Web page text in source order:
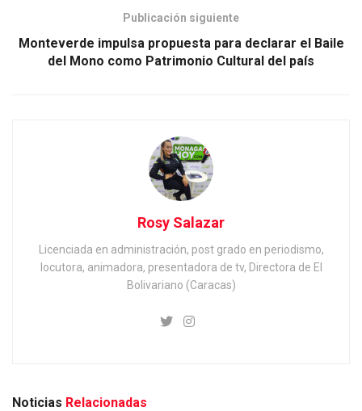
Publicación siguiente
Monteverde impulsa propuesta para declarar el Baile
del Mono como Patrimonio Cultural del país
Rosy Salazar
Licenciada en administración, post grado en periodismo,
locutora, animadora, presentadora de tv, Directora de El
Bolivariano (Caracas)
Noticias Relacionadas